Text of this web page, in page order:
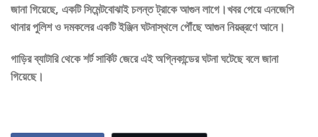
জানা গিয়েছে, একটি সিমেন্টবোঝাই চলন্ত ট্রাকে আগুন লাগে।খবর পেয়ে এনজেপি
থানার পুলিশ ও দমকলের একটি ইঞ্জিন ঘটনাস্থলে পৌঁছে আগুন নিয়ন্ত্রণে আনে।
গাড়ির ব্যাটারি থেকে শর্ট সার্কিট জেরে এই অগ্নিকান্ডের ঘটনা ঘটেছে বলে জানা
গিয়েছে।